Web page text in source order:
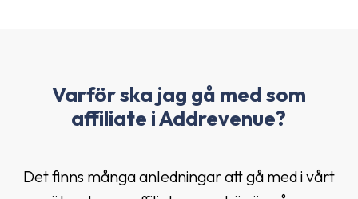
Varför ska jag gå med som
affiliate i Addrevenue?
Det finns många anledningar att gå med i vårt